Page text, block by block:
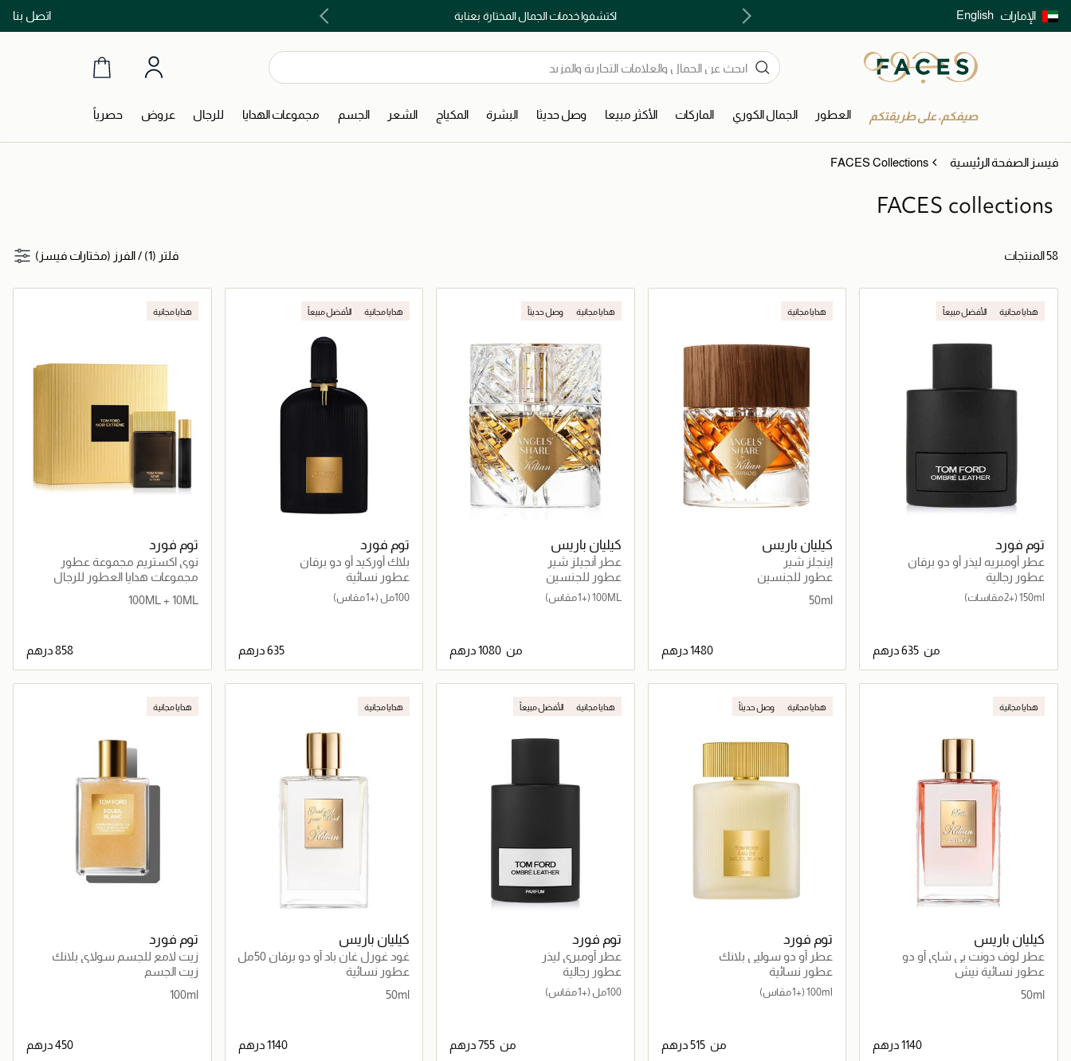
الإمارات English اتصل بنااشتري الآن و ادفع لاحقاً مع تابي و تمارا! اكتشفوا خدمات الجمال المختارة بعناية توصيل سريع على جميع الطلبات ما فوق 299 درهم
صيفكم، على طريقتكم العطور الجمال الكوري الماركات الأكثر مبيعا وصل حديثا البشرة المكياج الشعر الجسم مجموعات الهدايا للرجال عروض حصرياً
فيسز الصفحة الرئيسية FACES Collections
FACES collections
58 المنتجات فلتر (1) /الفرز (مختارات فيسز)
هدايا مجانية الأفضل مبيعاً
توم فورد
عطر أومبريه ليذر أو دو برفان
عطور رجالية
150ml (+2 مقاسات)
من
جاري تحميل التفاصيل
هدايا مجانية
كيليان باريس
إينجلز شير
عطور للجنسين
50ml
⁦1480⁩ درهم
جاري تحميل التفاصيل
هدايا مجانية وصل حديثاً
كيليان باريس
عطر أنجيلز شير
عطور للجنسين
100ML (+1 مقاس)
من
جاري تحميل التفاصيل
هدايا مجانية الأفضل مبيعاً
توم فورد
بلاك أوركيد أو دو برفان
عطور نسائية
100مل (+1 مقاس)
⁦635⁩ درهم
جاري تحميل التفاصيل
هدايا مجانية
توم فورد
نوي اكستريم مجموعة عطور
مجموعات هدايا العطور للرجال
100ML + 10ML
جاري تحميل التفاصيل
هدايا مجانية
كيليان باريس
عطر لوف دونت بي شاي أو دو
برفان 50مل
عطور نسائية نيش
50ml
هدايا مجانية وصل حديثاً
توم فورد
عطر أو دو سوليي بلانك
عطور نسائية
100ml (+1 مقاس)
من ⁦515⁩ درهم
هدايا مجانية الأفضل مبيعاً
توم فورد
عطر أومبري ليذر
عطور رجالية
100مل (+1 مقاس)
من
هدايا مجانية
كيليان باريس
غود غورل غان باد أو دو برفان 50مل
عطور نسائية
50ml
⁦1140⁩ درهم
هدايا مجانية
توم فورد
زيت لامع للجسم سولاي بلانك
100مل
زيت الجسم
100ml